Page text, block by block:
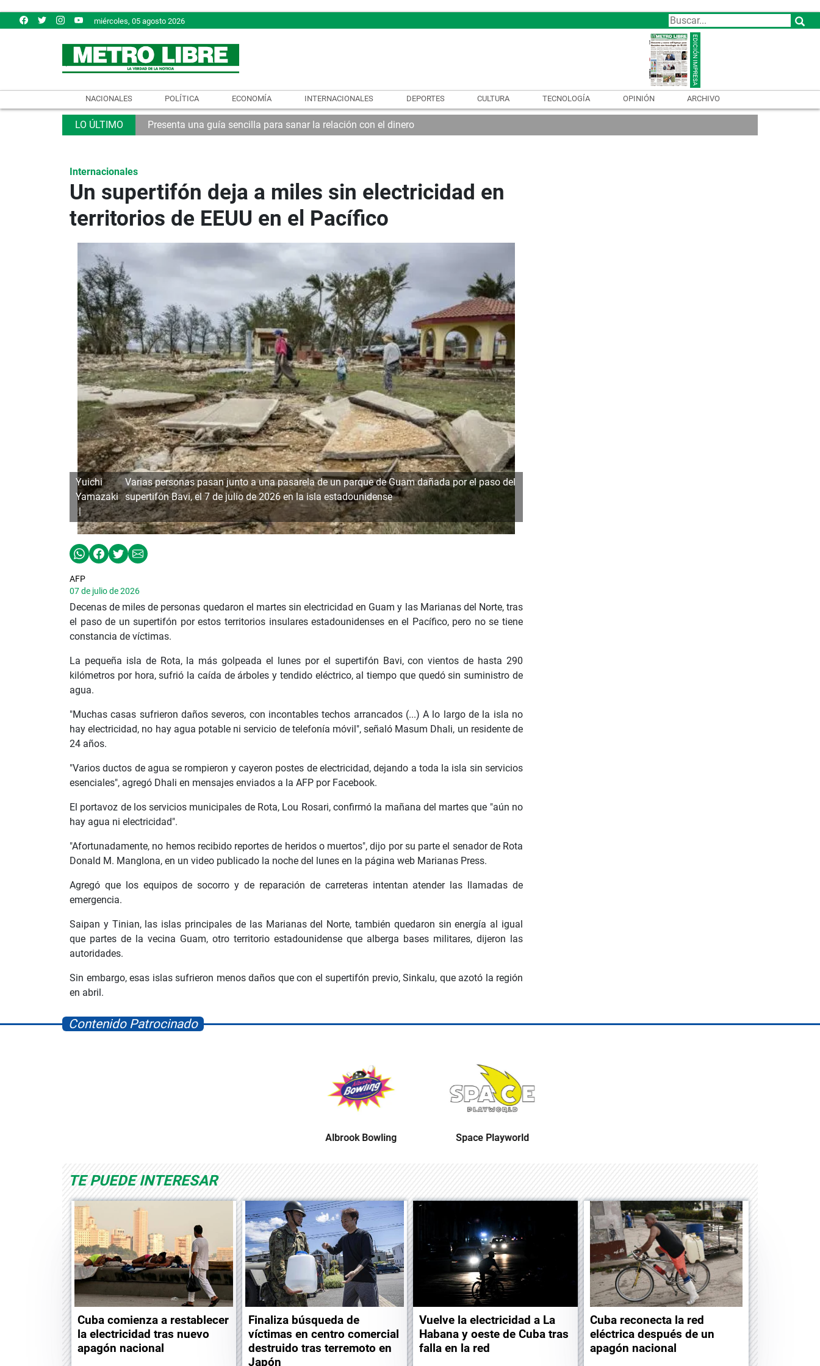
miércoles, 05 agosto 2026
NACIONALES POLÍTICA ECONOMÍA INTERNACIONALES DEPORTES CULTURA TECNOLOGÍA OPINIÓN ARCHIVO
Presenta una guía sencilla para sanar la relación con el dinero
Internacionales
Un supertifón deja a miles sin electricidad en
territorios de EEUU en el Pacífico
Varias personas pasan junto a una pasarela de un parque de Guam dañada por el paso del
supertifón Bavi, el 7 de julio de 2026 en la isla estadounidense
Yuichi
Yamazaki
AFP
07 de julio de 2026
Decenas de miles de personas quedaron el martes sin electricidad en Guam y las Marianas del Norte, tras
el paso de un supertifón por estos territorios insulares estadounidenses en el Pacífico, pero no se tiene
constancia de víctimas.
La pequeña isla de Rota, la más golpeada el lunes por el supertifón Bavi, con vientos de hasta 290
kilómetros por hora, sufrió la caída de árboles y tendido eléctrico, al tiempo que quedó sin suministro de
agua.
"Muchas casas sufrieron daños severos, con incontables techos arrancados (...) A lo largo de la isla no
hay electricidad, no hay agua potable ni servicio de telefonía móvil", señaló Masum Dhali, un residente de
24 años.
"Varios ductos de agua se rompieron y cayeron postes de electricidad, dejando a toda la isla sin servicios
esenciales", agregó Dhali en mensajes enviados a la AFP por Facebook.
El portavoz de los servicios municipales de Rota, Lou Rosari, confirmó la mañana del martes que "aún no
hay agua ni electricidad".
"Afortunadamente, no hemos recibido reportes de heridos o muertos", dijo por su parte el senador de Rota
Donald M. Manglona, en un video publicado la noche del lunes en la página web Marianas Press.
Agregó que los equipos de socorro y de reparación de carreteras intentan atender las llamadas de
emergencia.
Saipan y Tinian, las islas principales de las Marianas del Norte, también quedaron sin energía al igual
que partes de la vecina Guam, otro territorio estadounidense que alberga bases militares, dijeron las
autoridades.
Sin embargo, esas islas sufrieron menos daños que con el supertifón previo, Sinkalu, que azotó la región
en abril.
Contenido Patrocinado
Albrook Bowling Space Playworld
TE PUEDE INTERESAR
Cuba comienza a restablecer
la electricidad tras nuevo
apagón nacional
Finaliza búsqueda de
víctimas en centro comercial
destruido tras terremoto en
Japón
Vuelve la electricidad a La
Habana y oeste de Cuba tras
falla en la red
Cuba reconecta la red
eléctrica después de un
apagón nacional